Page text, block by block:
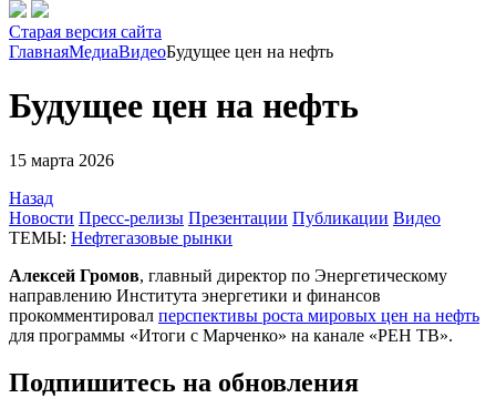
Старая версия сайта
ГлавнаяМедиаВидеоБудущее цен на нефть
Будущее цен на нефть
15 марта 2026
Назад
Новости Пресс-релизы Презентации Публикации Видео
ТЕМЫ: Нефтегазовые рынки
Алексей Громов, главный директор по Энергетическому
направлению Института энергетики и финансов
прокомментировал перспективы роста мировых цен на нефть
для программы «Итоги с Марченко» на канале «РЕН ТВ».
Подпишитесь на обновления